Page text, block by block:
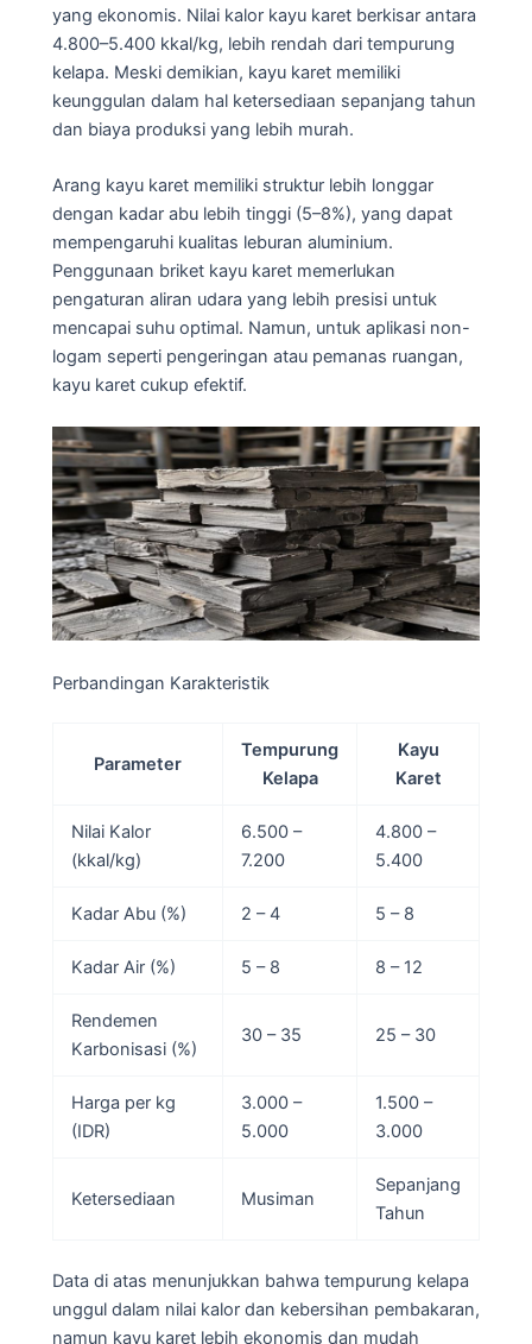
yang ekonomis. Nilai kalor kayu karet berkisar antara
4.800–5.400 kkal/kg, lebih rendah dari tempurung
kelapa. Meski demikian, kayu karet memiliki
keunggulan dalam hal ketersediaan sepanjang tahun
dan biaya produksi yang lebih murah.
Arang kayu karet memiliki struktur lebih longgar
dengan kadar abu lebih tinggi (5–8%), yang dapat
mempengaruhi kualitas leburan aluminium.
Penggunaan briket kayu karet memerlukan
pengaturan aliran udara yang lebih presisi untuk
mencapai suhu optimal. Namun, untuk aplikasi non-
logam seperti pengeringan atau pemanas ruangan,
kayu karet cukup efektif.
Perbandingan Karakteristik
Parameter
Tempurung
Kelapa
Kayu
Karet
Nilai Kalor
(kkal/kg)
6.500 –
7.200
4.800 –
5.400
Kadar Abu (%) 2 – 4 5 – 8
Kadar Air (%) 5 – 8 8 – 12
Rendemen
Karbonisasi (%)
30 – 35 25 – 30
Harga per kg
(IDR)
3.000 –
5.000
1.500 –
3.000
Ketersediaan Musiman
Sepanjang
Tahun
Data di atas menunjukkan bahwa tempurung kelapa
unggul dalam nilai kalor dan kebersihan pembakaran,
namun kayu karet lebih ekonomis dan mudah